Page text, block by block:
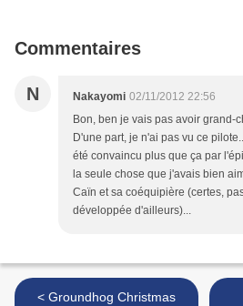
Commentaires
N Nakayomi 02/11/2012 22:56
Bon, ben je vais pas avoir grand-
D'une part, je n'ai pas vu ce
été convaincu plus que ça par
la seule chose que j'avais bien
Caïn et sa coéquipière (certes,
développée d'ailleurs)...
< Groundhog Christmas